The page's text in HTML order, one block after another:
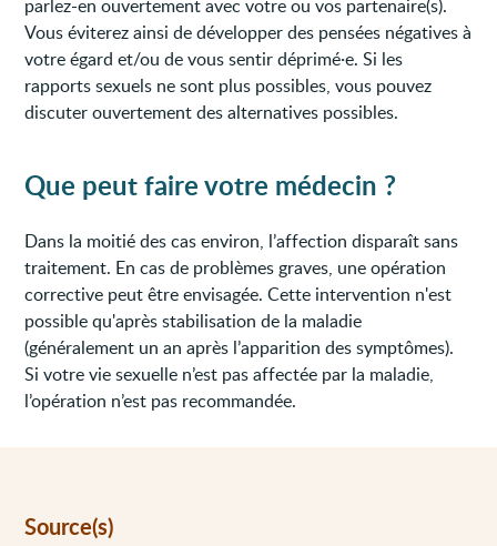
parlez-en ouvertement avec votre ou vos partenaire(s).
Vous éviterez ainsi de développer des pensées négatives à
votre égard et/ou de vous sentir déprimé·e. Si les
rapports sexuels ne sont plus possibles, vous pouvez
discuter ouvertement des alternatives possibles.
Que peut faire votre médecin ?
Dans la moitié des cas environ, l’affection disparaît sans
traitement. En cas de problèmes graves, une opération
corrective peut être envisagée. Cette intervention n'est
possible qu'après stabilisation de la maladie
(généralement un an après l’apparition des symptômes).
Si votre vie sexuelle n’est pas affectée par la maladie,
l’opération n’est pas recommandée.
Source(s)